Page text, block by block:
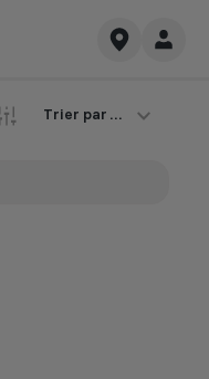
Trier par ...